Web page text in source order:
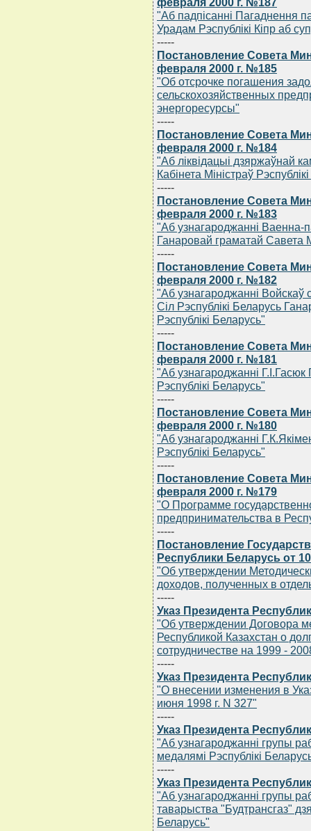
"Аб падпiсаннi Пагаднення
Урадам Рэспублiкi Кiпр аб
-----
Постановление Совета
февраля 2000 г. №185
"Об отсрочке погашения
сельскохозяйственных
энергоресурсы"
-----
Постановление Совета
февраля 2000 г. №184
"Аб лiквiдацыi дзяржаўнай
Кабiнета Мiнiстраў
-----
Постановление Совета
февраля 2000 г. №183
"Аб узнагароджаннi Ваенна-
Ганаровай граматай Савета
-----
Постановление Совета
февраля 2000 г. №182
"Аб узнагароджаннi Войскаў
Сiл Рэспублiкi Беларусь
Рэспублiкi Беларусь"
-----
Постановление Совета
февраля 2000 г. №181
"Аб узнагароджаннi
Рэспублiкi Беларусь"
-----
Постановление Совета
февраля 2000 г. №180
"Аб узнагароджаннi
Рэспублiкi Беларусь"
-----
Постановление Совета
февраля 2000 г. №179
"О Программе
предпринимательства в
-----
Постановление
Республики Беларусь от
"Об утверждении
доходов, полученных в
-----
Указ Президента
"Об утверждении Договора
Республикой Казахстан о
сотрудничестве на 1999 -
-----
Указ Президента
"О внесении изменения в
июня 1998 г. N 327"
-----
Указ Президента
"Аб узнагароджаннi групы
медалямi Рэспублiкi
-----
Указ Президента
"Аб узнагароджаннi групы
таварыства "Будтрансгаз"
Беларусь"